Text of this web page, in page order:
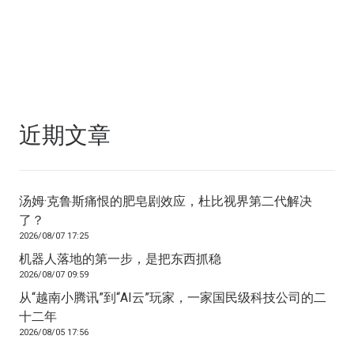
近期文章
汤姆·克鲁斯痛恨的肥皂剧效应，杜比视界第二代解决
了？
2026/08/07 17:25
机器人落地的第一步，是把东西抓稳
2026/08/07 09:59
从“越南小腾讯”到“AI云”玩家，一家国民级科技公司的二
十二年
2026/08/05 17:56